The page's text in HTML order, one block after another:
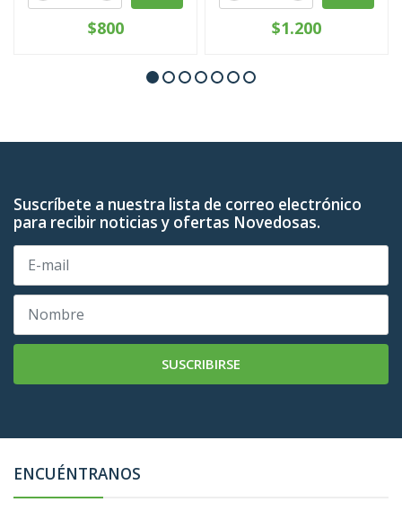
$800 $1.200
Suscríbete a nuestra lista de correo electrónico
para recibir noticias y ofertas Novedosas.
SUSCRIBIRSE
ENCUÉNTRANOS